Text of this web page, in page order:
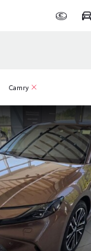
Camry